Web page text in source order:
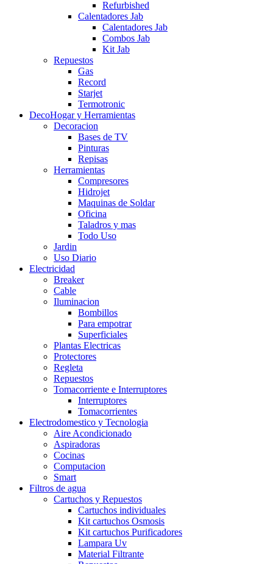
Refurbished
Calentadores Jab
Calentadores Jab
Combos Jab
Kit Jab
Repuestos
Gas
Record
Starjet
Termotronic
DecoHogar y Herramientas
Decoracion
Bases de TV
Pinturas
Repisas
Herramientas
Compresores
Hidrojet
Maquinas de Soldar
Oficina
Taladros y mas
Todo Uso
Jardin
Uso Diario
Electricidad
Breaker
Cable
Iluminacion
Bombillos
Para empotrar
Superficiales
Plantas Electricas
Protectores
Regleta
Repuestos
Tomacorriente e Interruptores
Interruptores
Tomacorrientes
Electrodomestico y Tecnologia
Aire Acondicionado
Aspiradoras
Cocinas
Computacion
Smart
Filtros de agua
Cartuchos y Repuestos
Cartuchos individuales
Kit cartuchos Osmosis
Kit cartuchos Purificadores
Lampara Uv
Material Filtrante